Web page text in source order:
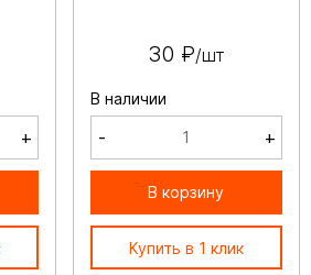
+
30 ₽/шт
В наличии
- +
В корзину
Купить в 1 клик